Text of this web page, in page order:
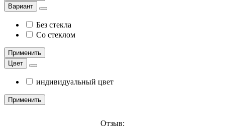
Вариант
Без стекла
Со стеклом
Применить
Цвет
индивидуальный цвет
Применить
Отзыв: